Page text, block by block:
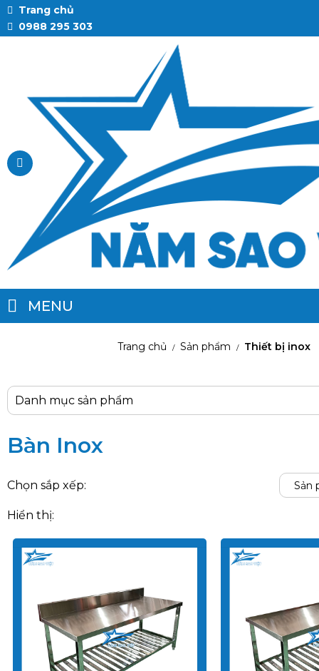
Trang chủ
0988 295 303
MENU
Trang chủ / Sản phẩm / Thiết bị inox
Danh mục sản phẩm
Xe đẩy
Giá kệ Inox
Bàn Inox
Chậu rửa
Bàn Inox
Chọn sắp xếp: Sản
Hiển thị: